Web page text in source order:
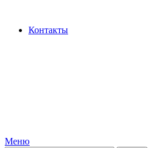
Контакты
Меню